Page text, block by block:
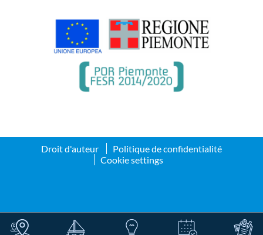
Droit d'auteur
Politique de confidentialité
Cookie settings